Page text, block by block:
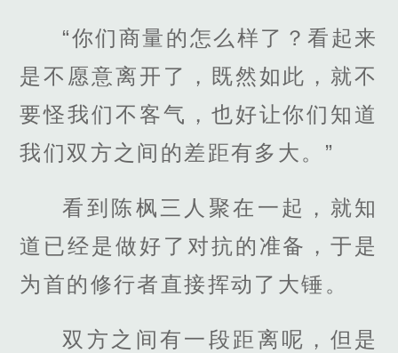
“你们商量的怎么样了？看起来
是不愿意离开了，既然如此，就不
要怪我们不客气，也好让你们知道
我们双方之间的差距有多大。”
看到陈枫三人聚在一起，就知
道已经是做好了对抗的准备，于是
为首的修行者直接挥动了大锤。
双方之间有一段距离呢，但是